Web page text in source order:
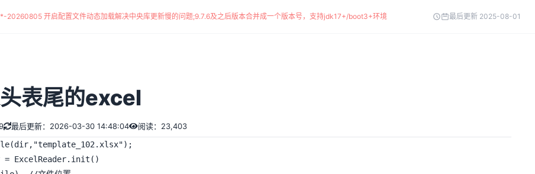
*-20260805 开启配置文件动态加载解决中央库更新慢的问题;9.7.6及之后版本合并成一个版本号，支持jdk17+/boot3+环境 最后更新 2025-08-01
表尾的excel
最后更新：2026-03-30 14:48:04
阅读：23,403
= ExcelReader.init()